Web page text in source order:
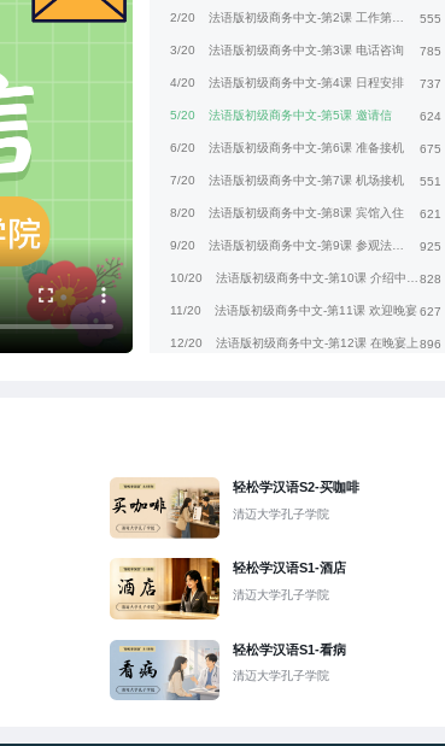
2/20 555
3/20 法语版初级商务中文-第3课 电话咨询 785
4/20 法语版初级商务中文-第4课 日程安排 737
5/20 法语版初级商务中文-第5课 邀请信 624
6/20 法语版初级商务中文-第6课 准备接机 675
7/20 法语版初级商务中文-第7课 机场接机 551
8/20 法语版初级商务中文-第8课 宾馆入住 621
9/20 925
10/20 828
11/20 法语版初级商务中文-第11课 欢迎晚宴 627
12/20 法语版初级商务中文-第12课 在晚宴上896
17/20 法语版初级商务中文-第17课 确定合作
18/20
19/20 法语版初级商务中文-第19课 购物
20/20 法语版初级商务中文-第20课 送机
轻松学汉语S2-买咖啡
清迈大学孔子学院
轻松学汉语S1-酒店
清迈大学孔子学院
轻松学汉语S1-看病
清迈大学孔子学院